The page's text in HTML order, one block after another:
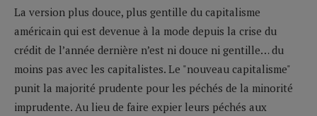
La version plus douce, plus gentille du capitalisme
américain qui est devenue à la mode depuis la crise du
crédit de l’année dernière n’est ni douce ni gentille… du
moins pas avec les capitalistes. Le "nouveau capitalisme"
punit la majorité prudente pour les péchés de la minorité
imprudente. Au lieu de faire expier leurs péchés aux